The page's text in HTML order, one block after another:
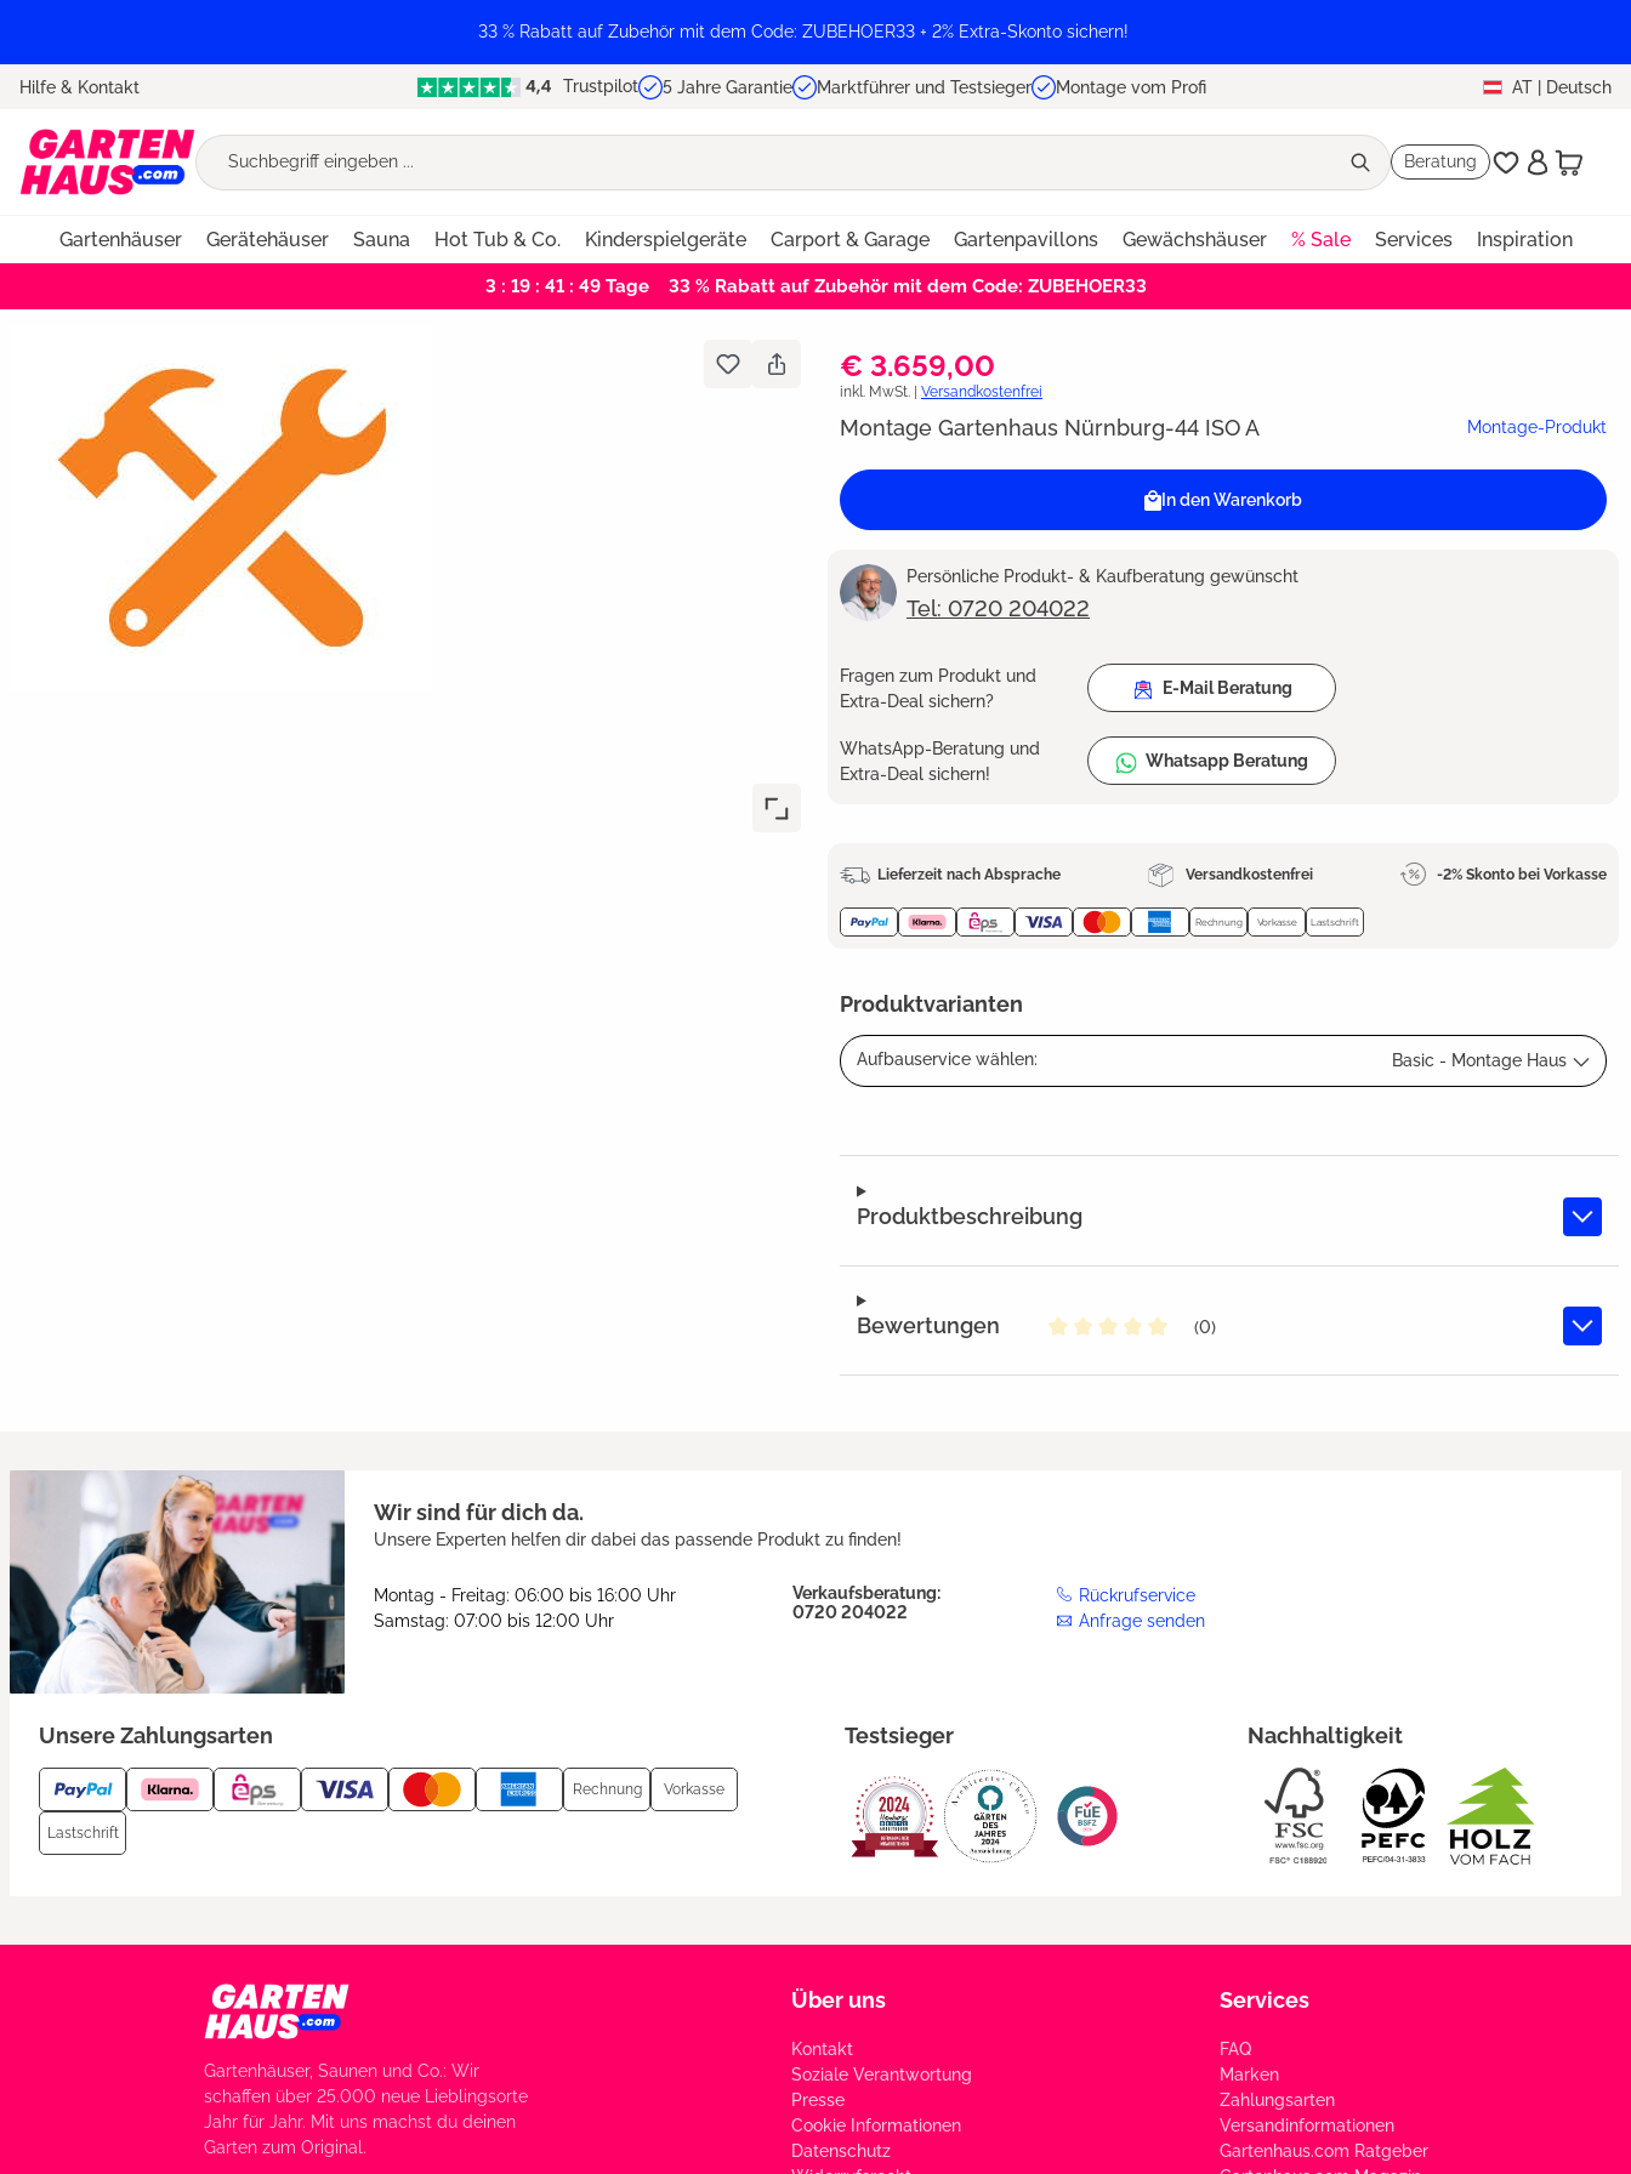
33 % Rabatt auf Zubehör mit dem Code: ZUBEHOER33 + 2% Extra-Skonto sichern!
Hilfe & Kontakt Trustpilot 5 Jahre Garantie Marktführer und Testsieger Montage vom Profi AT | Deutsch
Beratung
Gartenhäuser Gerätehäuser Sauna Hot Tub & Co. Kinderspielgeräte Carport & Garage Gartenpavillons Gewächshäuser % Sale Services Inspiration
3 : 19 : 41 : 48Tage 33 % Rabatt auf Zubehör mit dem Code: ZUBEHOER33
€ 3.659,00
inkl. MwSt. | Versandkostenfrei
Montage Gartenhaus Nürnburg-44 ISO A Montage-Produkt
In den Warenkorb
Persönliche Produkt- & Kaufberatung gewünscht
Tel: 0720 204022
Fragen zum Produkt und
Extra-Deal sichern?
E-Mail Beratung
WhatsApp-Beratung und
Extra-Deal sichern!
Whatsapp Beratung
Lieferzeit nach Absprache Versandkostenfrei -2% Skonto bei Vorkasse
Rechnung Vorkasse Lastschrift
Produktvarianten
Aufbauservice wählen: Basic - Montage Haus
Produktbeschreibung
Bewertungen
(0)
Wir sind für dich da.
Unsere Experten helfen dir dabei das passende Produkt zu finden!
Montag - Freitag: 06:00 bis 16:00 Uhr
Samstag: 07:00 bis 12:00 Uhr
Verkaufsberatung:
0720 204022
Rückrufservice
Anfrage senden
Unsere Zahlungsarten
Rechnung Vorkasse
Lastschrift
Testsieger Nachhaltigkeit
Gartenhäuser, Saunen und Co.: Wir
schaffen über 25.000 neue Lieblingsorte
Jahr für Jahr. Mit uns machst du deinen
Garten zum Original.
Über uns
Kontakt
Soziale Verantwortung
Presse
Cookie Informationen
Datenschutz
Services
FAQ
Marken
Zahlungsarten
Versandinformationen
Gartenhaus.com Ratgeber